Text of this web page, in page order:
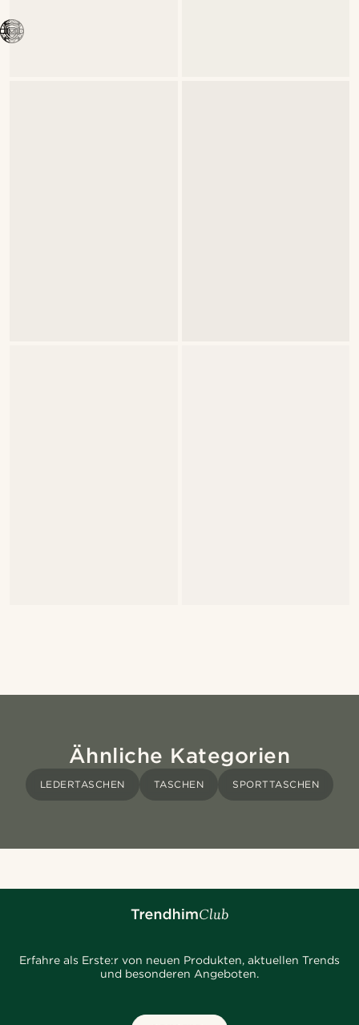
Ähnliche Kategorien
LEDERTASCHEN TASCHEN SPORTTASCHEN
Erfahre als Erste:r von neuen Produkten, aktuellen Trends
und besonderen Angeboten.